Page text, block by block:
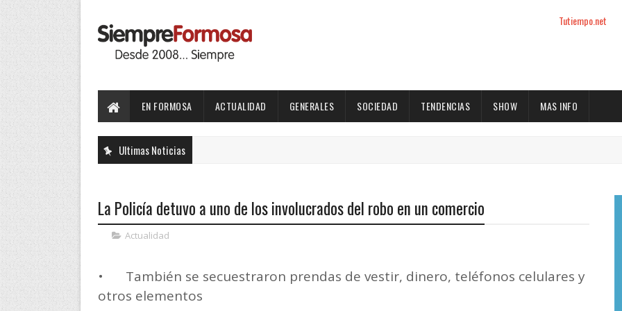
Tutiempo.net
EN FORMOSA ACTUALIDAD GENERALES SOCIEDAD TENDENCIAS SHOW MAS INFO
Ultimas Noticias
La Policía detuvo a uno de los involucrados del robo en un comercio
Actualidad
•
También se secuestraron prendas de vestir, dinero, teléfonos celulares y
otros elementos